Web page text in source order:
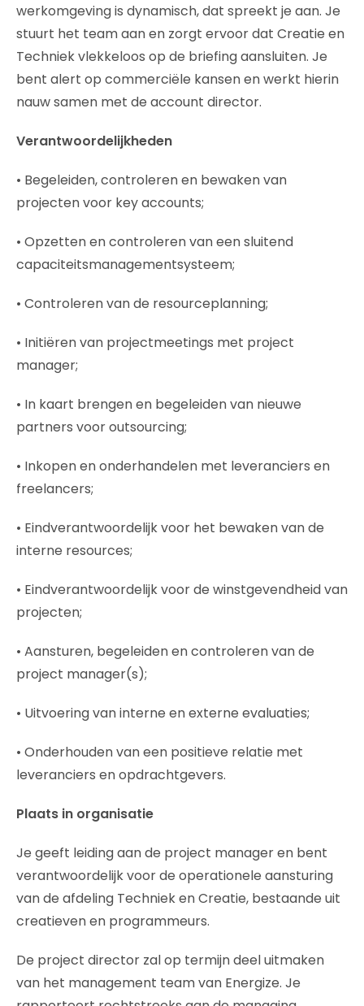
werkomgeving is dynamisch, dat spreekt je aan. Je
stuurt het team aan en zorgt ervoor dat Creatie en
Techniek vlekkeloos op de briefing aansluiten. Je
bent alert op commerciële kansen en werkt hierin
nauw samen met de account director.
Verantwoordelijkheden
• Begeleiden, controleren en bewaken van
projecten voor key accounts;
• Opzetten en controleren van een sluitend
capaciteitsmanagementsysteem;
• Controleren van de resourceplanning;
• Initiëren van projectmeetings met project
manager;
• In kaart brengen en begeleiden van nieuwe
partners voor outsourcing;
• Inkopen en onderhandelen met leveranciers en
freelancers;
• Eindverantwoordelijk voor het bewaken van de
interne resources;
• Eindverantwoordelijk voor de winstgevendheid van
projecten;
• Aansturen, begeleiden en controleren van de
project manager(s);
• Uitvoering van interne en externe evaluaties;
• Onderhouden van een positieve relatie met
leveranciers en opdrachtgevers.
Plaats in organisatie
Je geeft leiding aan de project manager en bent
verantwoordelijk voor de operationele aansturing
van de afdeling Techniek en Creatie, bestaande uit
creatieven en programmeurs.
De project director zal op termijn deel uitmaken
van het management team van Energize. Je